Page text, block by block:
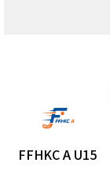
FFHKC A U15